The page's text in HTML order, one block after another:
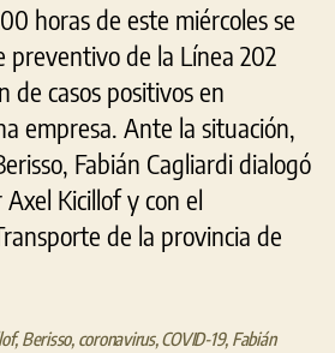
horas de este miércoles se
preventivo de la Línea 202
de casos positivos en
empresa. Ante la situación,
Fabián Cagliardi dialogó
Kicillof y con el
de la provincia de
,Berisso, coronavirus,COVID-19, Fabián